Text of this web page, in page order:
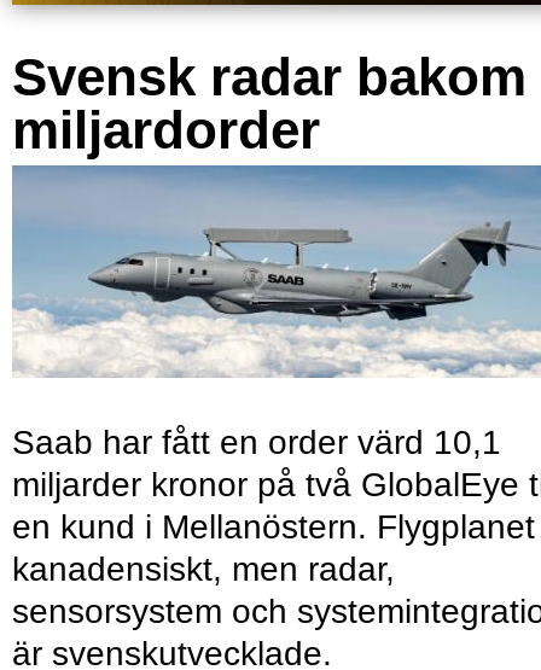
Svensk radar bakom
miljardorder
Saab har fått en order värd 10,1
miljarder kronor på två GlobalEye
en kund i Mellanöstern.
kanadensiskt, men radar,
sensorsystem och
är svenskutvecklade.